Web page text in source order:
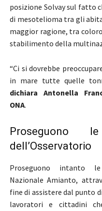
posizione Solvay sul fatto
di mesotelioma tra gli
maggior ragione, tra
stabilimento della
“Ci si dovrebbe
in mare tutte quelle
dichiara Antonella
ONA.
Proseguono
dell’Osservatorio
Proseguono intanto le
Nazionale Amianto,
fine di assistere dal punto
lavoratori e cittadini